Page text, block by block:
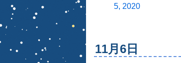
5, 2020
11月6日